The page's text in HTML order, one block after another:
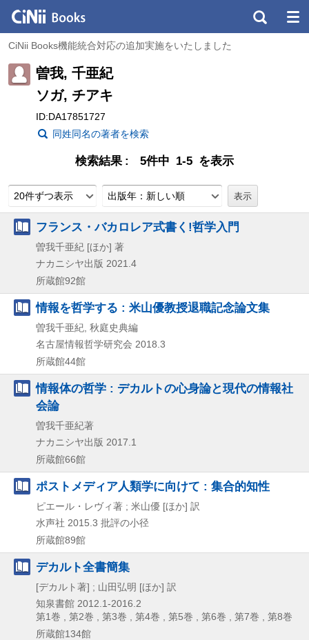
CiNii Books機能統合対応の追加実施をいたしました
曽我, 千亜紀
ソガ, チアキ
ID:DA17851727
同姓同名の著者を検索
検索結果 5件中 1-5 を表示
20件ずつ表示 出版年：新しい順
フランス・バカロレア式書く!哲学入門
曽我千亜紀 [ほか] 著
ナカニシヤ出版 2021.4
所蔵館92館
情報を哲学する : 米山優教授退職記念論文集
曽我千亜紀, 秋庭史典編
名古屋情報哲学研究会 2018.3
所蔵館44館
情報体の哲学 : デカルトの心身論と現代の情報社
会論
曽我千亜紀著
ナカニシヤ出版 2017.1
所蔵館66館
ポストメディア人類学に向けて : 集合的知性
ピエール・レヴィ著 ; 米山優 [ほか] 訳
水声社 2015.3 批評の小径
所蔵館89館
デカルト全書簡集
[デカルト著] ; 山田弘明 [ほか] 訳
知泉書館 2012.1-2016.2
第1巻 , 第2巻 , 第3巻 , 第4巻 , 第5巻 , 第6巻 , 第7巻 , 第8巻
所蔵館134館